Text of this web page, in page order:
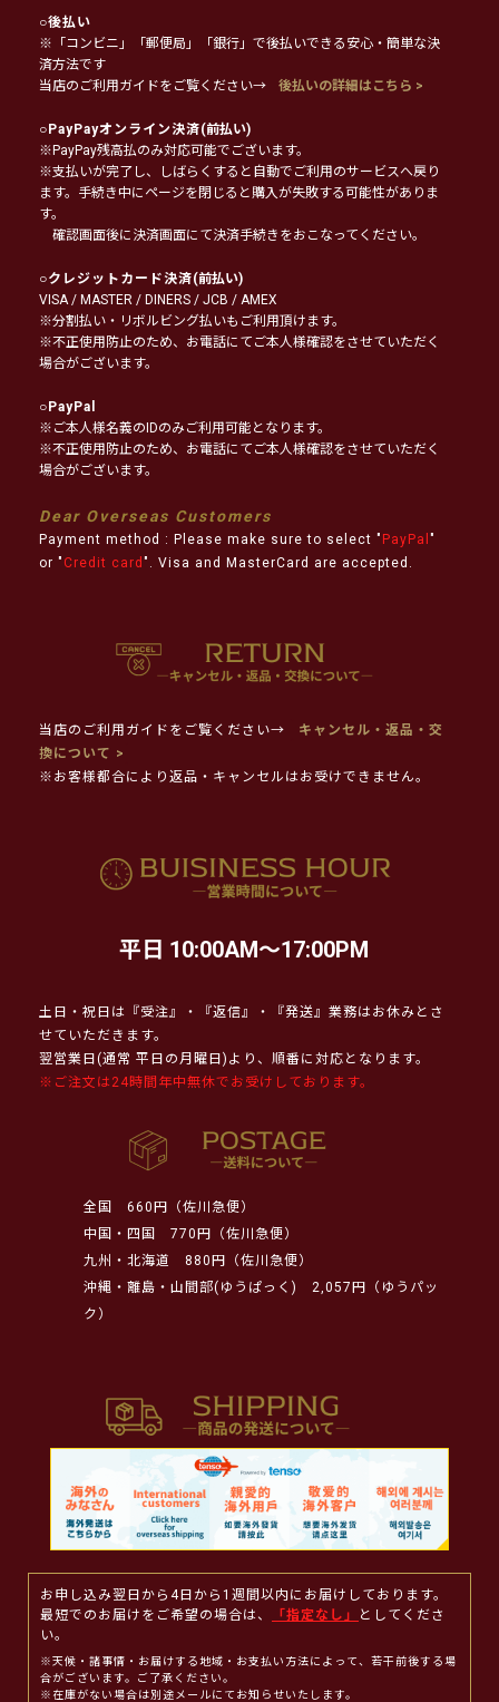
○後払い
※「コンビニ」「郵便局」「銀行」で後払いできる安心・簡単な決
済方法です
当店のご利用ガイドをご覧ください→
後払いの詳細はこちら >
○PayPayオンライン決済(前払い)
※PayPay残高払のみ対応可能でございます。
※支払いが完了し、しばらくすると自動でご利用のサービスへ戻り
ます。手続き中にページを閉じると購入が失敗する可能性がありま
す。
確認画面後に決済画面にて決済手続きをおこなってください。
○クレジットカード決済(前払い)
VISA / MASTER / DINERS / JCB / AMEX
※分割払い・リボルビング払いもご利用頂けます。
※不正使用防止のため、お電話にてご本人様確認をさせていただく
場合がございます。
○PayPal
※ご本人様名義のIDのみご利用可能となります。
※不正使用防止のため、お電話にてご本人様確認をさせていただく
場合がございます。
Dear Overseas Customers
Payment method : Please make sure to select " PayPal "
or " Credit card ". Visa and MasterCard are accepted.
当店のご利用ガイドをご覧ください→
キャンセル・返品・交
換について >
※お客様都合により返品・キャンセルはお受けできません。
平日 10:00AM～17:00PM
土日・祝日は『受注』・『返信』・『発送』業務はお休みとさ
せていただきます。
翌営業日(通常 平日の月曜日)より、順番に対応となります。
※ご注文は24時間年中無休でお受けしております。
全国
660円（佐川急便）
中国・四国
770円（佐川急便）
九州・北海道
880円（佐川急便）
沖縄・離島・山間部(ゆうぱっく)
2,057円（ゆうパッ
ク）
お申し込み翌日から4日から1週間以内にお届けしております。
最短でのお届けをご希望の場合は、
「指定なし」
としてくださ
い。
※天候・諸事情・お届けする地域・お支払い方法によって、若干前後する場
合がございます。ご了承ください。
※在庫がない場合は別途メールにてお知らせいたします。